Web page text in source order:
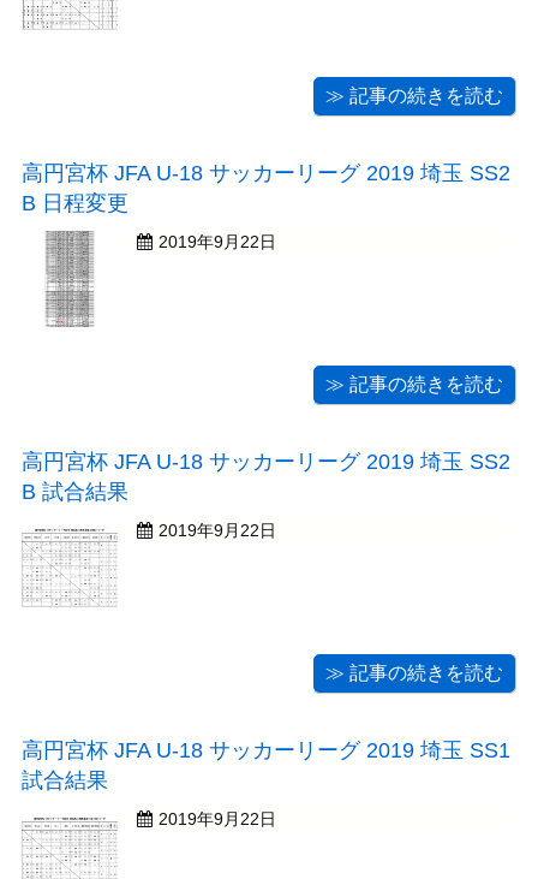
≫ 記事の続きを読む
高円宮杯 JFA U-18 サッカーリーグ 2019 埼玉 SS2
B 日程変更
2019年9月22日
≫ 記事の続きを読む
高円宮杯 JFA U-18 サッカーリーグ 2019 埼玉 SS2
B 試合結果
2019年9月22日
≫ 記事の続きを読む
高円宮杯 JFA U-18 サッカーリーグ 2019 埼玉 SS1
試合結果
2019年9月22日